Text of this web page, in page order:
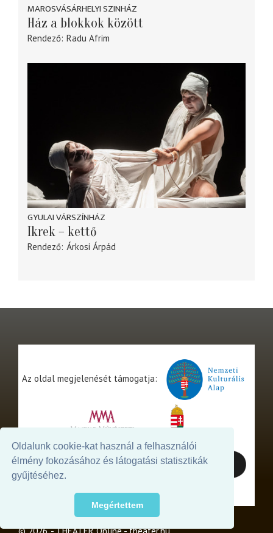
Oldalunk cookie-kat használ a felhasználói
élmény fokozásához és látogatási statisztikák
gyűjtéséhez.
Megértettem
MAROSVÁSÁRHELYI SZINHÁZ
Ház a blokkok között
Rendező Radu Afrim
GYULAI VÁRSZÍNHÁZ
Ikrek – kettő
Rendező Árkosi Árpád
Az oldal megjelenését támogatja: